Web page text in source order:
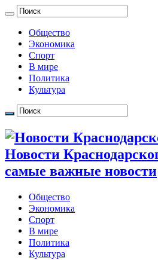
Общество
Экономика
Спорт
В мире
Политика
Культура
Новости
самые важные новости
Общество
Экономика
Спорт
В мире
Политика
Культура